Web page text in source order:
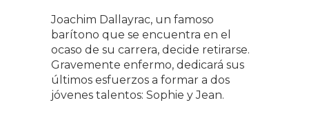
Joachim Dallayrac, un famoso
barítono que se encuentra en el
ocaso de su carrera, decide retirarse.
Gravemente enfermo, dedicará sus
últimos esfuerzos a formar a dos
jóvenes talentos: Sophie y Jean.